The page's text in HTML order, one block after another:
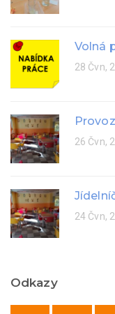
Volná
28 Čvn,
26 Čvn,
24 Čvn,
Odkazy